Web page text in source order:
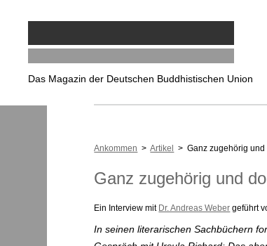
Das Magazin der Deutschen Buddhistischen Union
Ankommen >Artikel > Ganz zugehörig
Ganz zugehörig und
Ein Interview mit Dr. Andreas Weber geführt
In seinen literarischen Sachbüchern